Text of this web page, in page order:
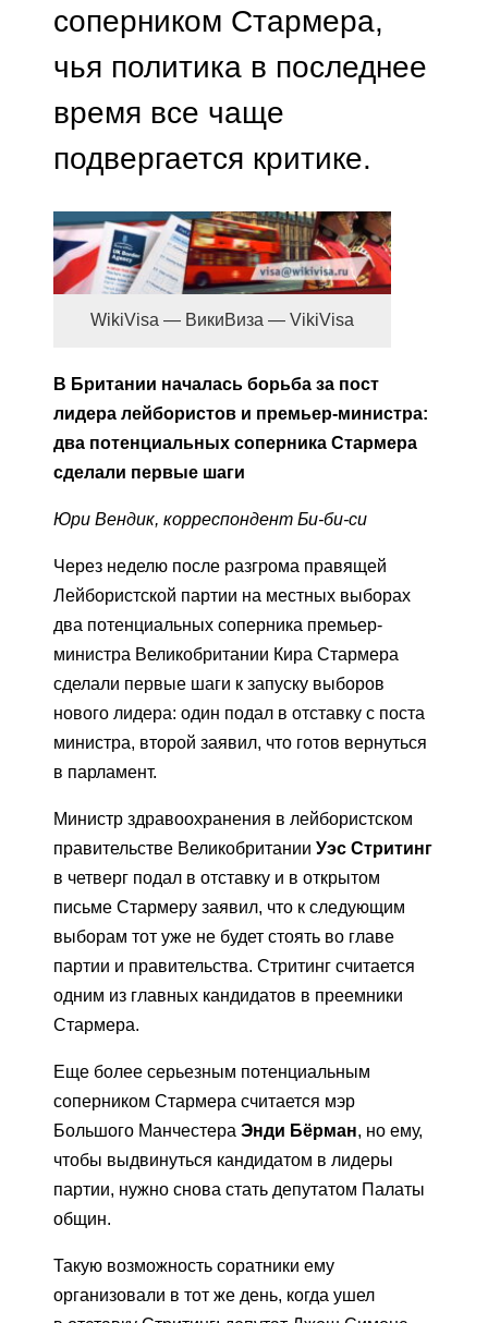
соперником Стармера,
чья политика в последнее
время все чаще
подвергается критике.
WikiVisa — ВикиВиза — VikiVisa
В Британии началась борьба за пост
лидера лейбористов и премьер-министра:
два потенциальных соперника Стармера
сделали первые шаги
Юри Вендик, корреспондент Би-би-си
Через неделю после разгрома правящей
Лейбористской партии на местных выборах
два потенциальных соперника премьер-
министра Великобритании Кира Стармера
сделали первые шаги к запуску выборов
нового лидера: один подал в отставку с поста
министра, второй заявил, что готов вернуться
в парламент.
Министр здравоохранения в лейбористском
правительстве Великобритании Уэс Стритинг
в четверг подал в отставку и в открытом
письме Стармеру заявил, что к следующим
выборам тот уже не будет стоять во главе
партии и правительства. Стритинг считается
одним из главных кандидатов в преемники
Стармера.
Еще более серьезным потенциальным
соперником Стармера считается мэр
Большого Манчестера Энди Бёрман, но ему,
чтобы выдвинуться кандидатом в лидеры
партии, нужно снова стать депутатом Палаты
общин.
Такую возможность соратники ему
организовали в тот же день, когда ушел